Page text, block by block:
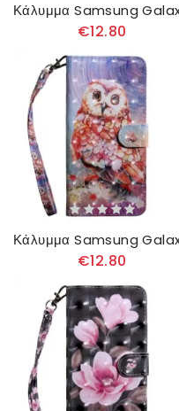
€12.80
€12.80